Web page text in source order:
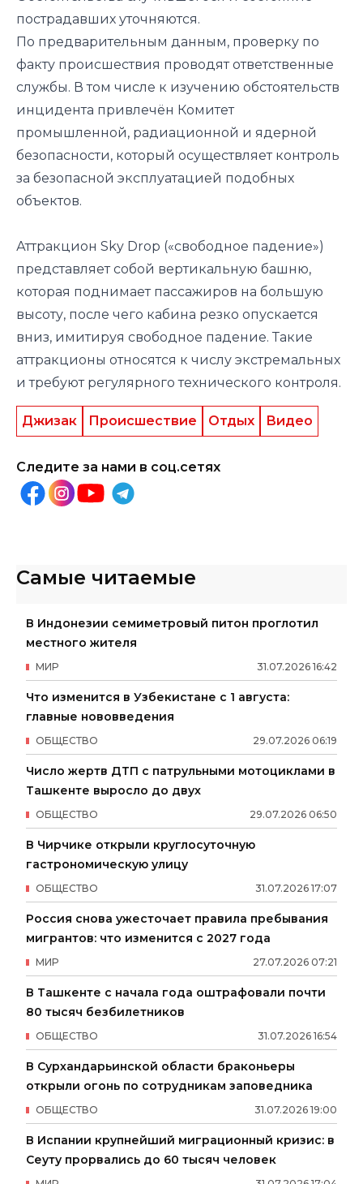
пострадавших уточняются.
По предварительным данным, проверку по
факту происшествия проводят ответственные
службы. В том числе к изучению обстоятельств
инцидента привлечён Комитет
промышленной, радиационной и ядерной
безопасности, который осуществляет контроль
за безопасной эксплуатацией подобных
объектов.
Аттракцион Sky Drop («свободное падение»)
представляет собой вертикальную башню,
которая поднимает пассажиров на большую
высоту, после чего кабина резко опускается
вниз, имитируя свободное падение. Такие
аттракционы относятся к числу экстремальных
и требуют регулярного технического контроля.
Джизак Происшествие Отдых Видео
Следите за нами в соц.сетях
Самые читаемые
В Индонезии семиметровый питон проглотил
местного жителя
31.07.2026 16:42
МИР
Что изменится в Узбекистане с 1 августа:
главные нововведения
29.07.2026 06:19
ОБЩЕСТВО
Число жертв ДТП с патрульными мотоциклами в
Ташкенте выросло до двух
29.07.2026 06:50
ОБЩЕСТВО
В Чирчике открыли круглосуточную
гастрономическую улицу
31.07.2026 17:07
ОБЩЕСТВО
Россия снова ужесточает правила пребывания
мигрантов: что изменится с 2027 года
27.07.2026 07:21
МИР
В Ташкенте с начала года оштрафовали почти
80 тысяч безбилетников
31.07.2026 16:54
ОБЩЕСТВО
В Сурхандарьинской области браконьеры
открыли огонь по сотрудникам заповедника
31.07.2026 19:00
ОБЩЕСТВО
В Испании крупнейший миграционный кризис: в
Сеуту прорвались до 60 тысяч человек